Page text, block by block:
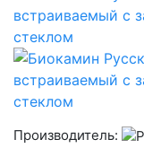
Производитель: